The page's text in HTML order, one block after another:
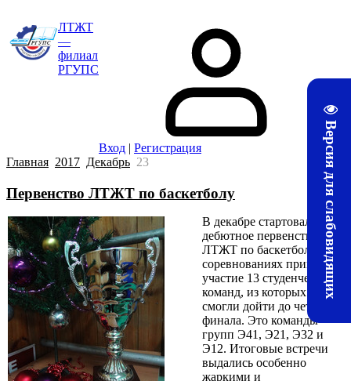
Версия для слабовидящих
ЛТЖТ
—
филиал
РГУПС
Вход | Регистрация
Главная 2017 Декабрь 23
Первенство ЛТЖТ по баскетболу
В декабре стартовало
дебютное первенство
ЛТЖТ по баскетболу. В
соревнованиях приняли
участие 13 студенческих
команд, из которых 4
смогли дойти до четверть-
финала. Это команды
групп Э41, Э21, Э32 и
Э12. Итоговые встречи
выдались особенно
жаркими и